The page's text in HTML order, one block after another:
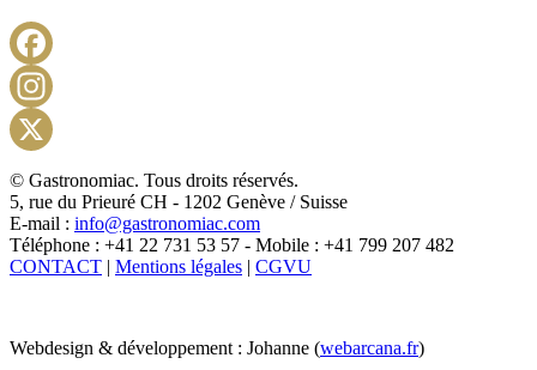
X
© Gastronomiac. Tous droits réservés.
5, rue du Prieuré CH - 1202 Genève / Suisse
E-mail : info@gastronomiac.com
Téléphone : +41 22 731 53 57 - Mobile : +41 799 207 482
CONTACT | Mentions légales | CGVU
Webdesign & développement : Johanne (webarcana.fr)